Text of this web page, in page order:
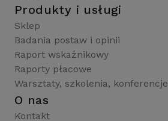
Produkty i usługi
Sklep
Badania postaw i opinii
Raport wskaźnikowy
Raporty płacowe
Warsztaty, szkolenia, konferencje
O nas
Kontakt